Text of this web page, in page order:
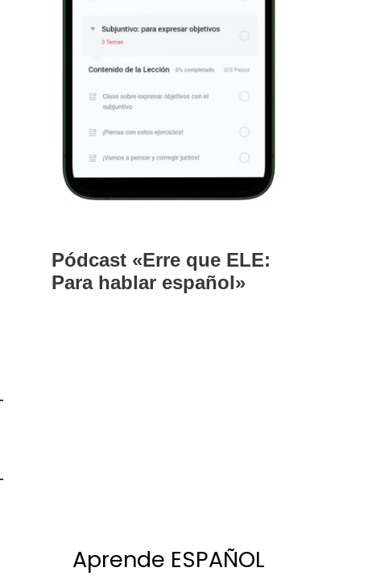
Pódcast «Erre que ELE:
Para hablar español»
Aprende ESPAÑOL